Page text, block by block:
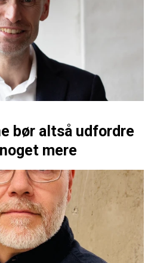
bør altså udfordre
mere